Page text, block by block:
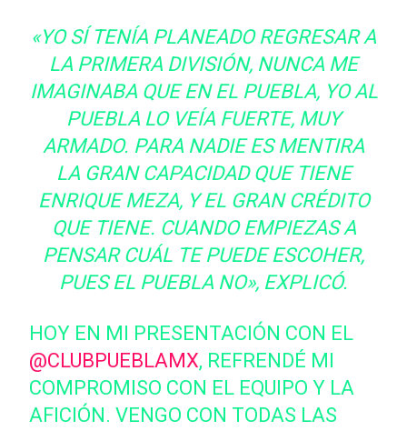
«YO SÍ TENÍA PLANEADO REGRESAR A
LA PRIMERA DIVISIÓN, NUNCA ME
IMAGINABA QUE EN EL PUEBLA, YO AL
PUEBLA LO VEÍA FUERTE, MUY
ARMADO. PARA NADIE ES MENTIRA
LA GRAN CAPACIDAD QUE TIENE
ENRIQUE MEZA, Y EL GRAN CRÉDITO
QUE TIENE. CUANDO EMPIEZAS A
PENSAR CUÁL TE PUEDE ESCOHER,
PUES EL PUEBLA NO», EXPLICÓ.
HOY EN MI PRESENTACIÓN CON EL
@CLUBPUEBLAMX, REFRENDÉ MI
COMPROMISO CON EL EQUIPO Y LA
AFICIÓN. VENGO CON TODAS LAS